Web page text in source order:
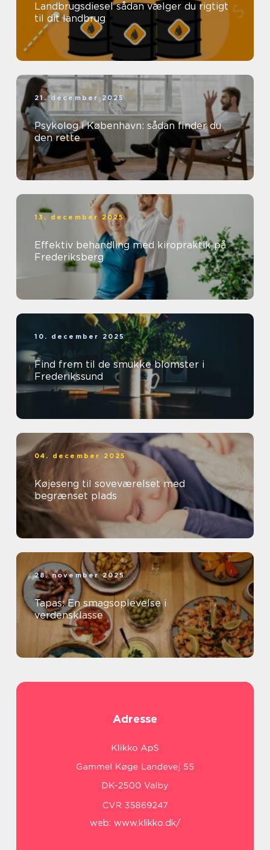
Landbrugsdiesel sådan vælger du rigtigt
til dit landbrug
21. december 2025
Psykolog i København: sådan finder du
den rette
13. december 2025
Effektiv behandling med kiropraktik på
Frederiksberg
10. december 2025
Find frem til de smukke blomster i
Frederikssund
04. december 2025
Køjeseng til soveværelset med
begrænset plads
28. november 2025
Tapas: En smagsoplevelse i
verdensklasse
Adresse
web: www.klikko.dk/